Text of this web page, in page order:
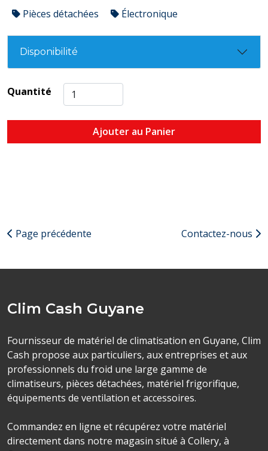
Pièces détachées Électronique
Disponibilité
Quantité
Ajouter au Panier
Page précédente Contactez-nous
Clim Cash Guyane
Fournisseur de matériel de climatisation en Guyane, Clim
Cash propose aux particuliers, aux entreprises et aux
professionnels du froid une large gamme de
climatiseurs, pièces détachées, matériel frigorifique,
équipements de ventilation et accessoires.
Commandez en ligne et récupérez votre matériel
directement dans notre magasin situé à Collery, à